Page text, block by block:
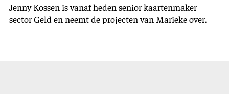
Jenny Kossen is vanaf heden senior kaartenmaker
sector Geld en neemt de projecten van Marieke over.